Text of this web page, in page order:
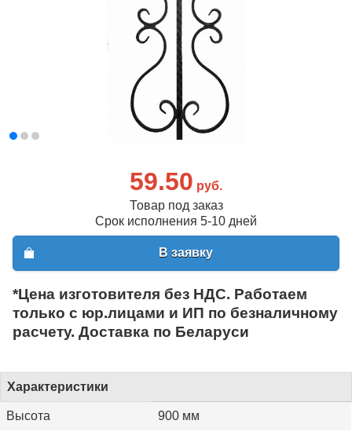
59.50 руб.
Товар под заказ
Срок исполнения 5-10 дней
В заявку
*Цена изготовителя без НДС. Работаем
только с юр.лицами и ИП по безналичному
расчету. Доставка по Беларуси
Характеристики
Высота 900 мм